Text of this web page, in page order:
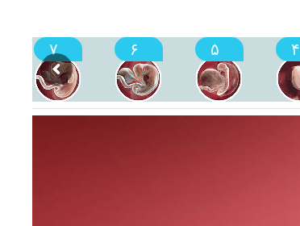
۷ ۶ ۵ ۴